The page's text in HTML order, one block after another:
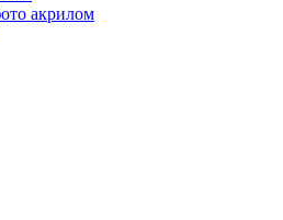
акрилом